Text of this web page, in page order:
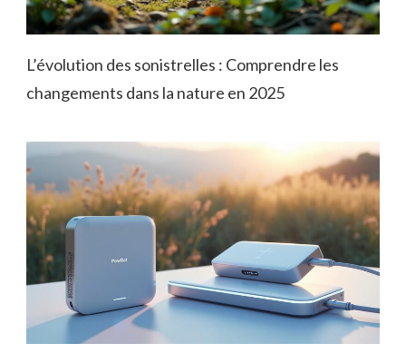
L’évolution des sonistrelles : Comprendre les
changements dans la nature en 2025